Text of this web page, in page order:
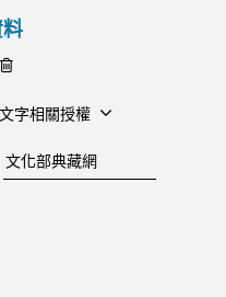
文字相關授權
建檔單位